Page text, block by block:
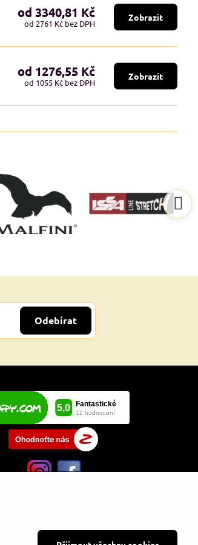
od 3340,81 Kč
od 2761 Kč bez DPH
Zobrazit
od 1276,55 Kč
od 1055 Kč bez DPH
Zobrazit
Odebírat